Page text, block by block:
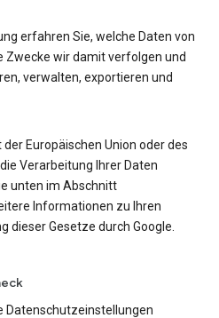
erfahren Sie, welche Daten von
Zwecke wir damit verfolgen und
verwalten, exportieren und
Europäischen Union oder des
Verarbeitung Ihrer Daten
unten im Abschnitt
Informationen zu Ihren
dieser Gesetze durch Google.
Datenschutzeinstellungen